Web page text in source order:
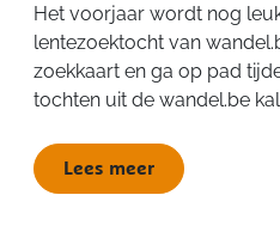
Het voorjaar wordt nog
lentezoektocht van
zoekkaart en ga op pad
tochten uit de wandel.be
Lees meer